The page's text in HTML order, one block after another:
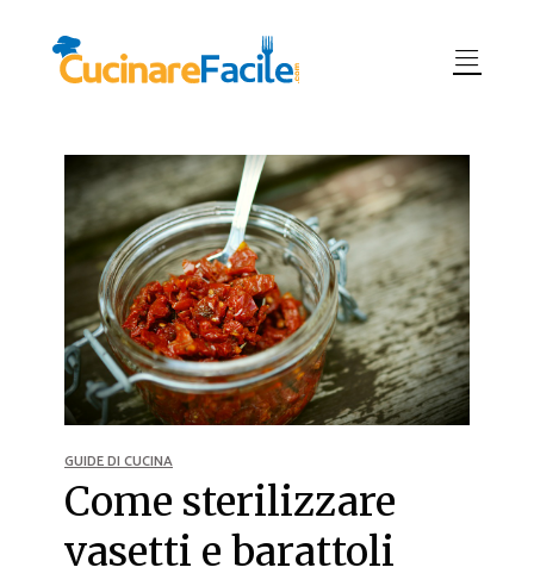
GUIDE DI CUCINA
Come sterilizzare
vasetti e barattoli